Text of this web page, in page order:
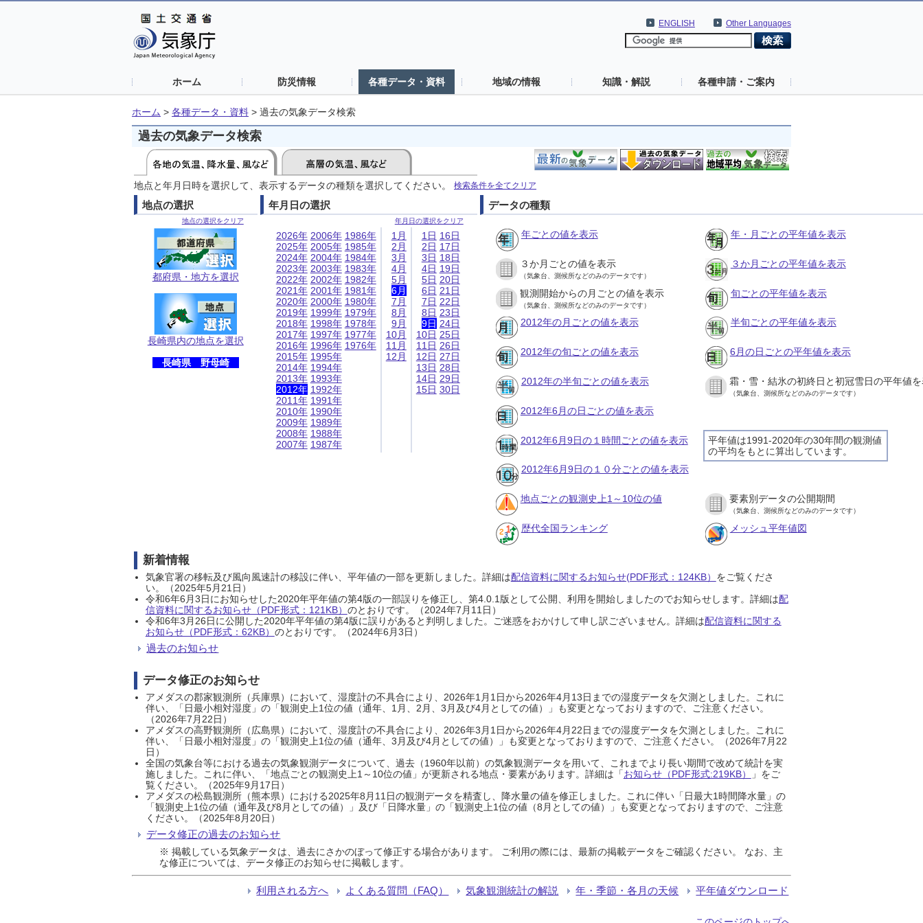
Other Languages
ENGLISH
ホーム 防災情報 各種データ・資料 地域の情報 知識・解説 各種申請・ご案内
ホーム > 各種データ・資料 > 過去の気象データ検索
過去の気象データ検索
地点と年月日時を選択して、表示するデータの種類を選択してください。 検索条件を全てクリア
地点の選択
地点の選択をクリア
都府県・地方を選択
長崎県内の地点を選択
長崎県 野母崎
年月日の選択
年月日の選択をクリア
2026年
2025年
2024年
2023年
2022年
2021年
2020年
2019年
2018年
2017年
2016年
2015年
2014年
2013年
2012年
2011年
2010年
2009年
2008年
2007年
2006年
2005年
2004年
2003年
2002年
2001年
2000年
1999年
1998年
1997年
1996年
1995年
1994年
1993年
1992年
1991年
1990年
1989年
1988年
1987年
1986年
1985年
1984年
1983年
1982年
1981年
1980年
1979年
1978年
1977年
1976年
1月
2月
3月
4月
5月
6月
7月
8月
9月
10月
11月
12月
1日
2日
3日
4日
5日
6日
7日
8日
9日
10日
11日
12日
13日
14日
15日
16日
17日
18日
19日
20日
21日
22日
23日
24日
25日
26日
27日
28日
29日
30日
データの種類
年ごとの値を表示 年・月ごとの平年値を表示
３か月ごとの値を表示
（気象台、測候所などのみのデータです）
３か月ごとの平年値を表示
観測開始からの月ごとの値を表示
（気象台、測候所などのみのデータです）
旬ごとの平年値を表示
2012年の月ごとの値を表示 半旬ごとの平年値を表示
2012年の旬ごとの値を表示 6月の日ごとの平年値を表示
2012年の半旬ごとの値を表示 霜・雪・結氷の初終日と初冠雪日の平年値
（気象台、測候所などのみのデータです）
2012年6月の日ごとの値を表示
平年値は1991-2020年の30年間の観測値
の平均をもとに算出しています。
2012年6月9日の１時間ごとの値を表示
2012年6月9日の１０分ごとの値を表示
地点ごとの観測史上1～10位の値 要素別データの公開期間
（気象台、測候所などのみのデータです）
歴代全国ランキング メッシュ平年値図
新着情報
気象官署の移転及び風向風速計の移設に伴い、平年値の一部を更新しました。詳細は配信資料に関するお知らせ(PDF形式：124KB） をご覧くださ
い。（2025年5月21日）
令和6年6月3日にお知らせした2020年平年値の第4版の一部誤りを修正し、第4.0.1版として公開、利用を開始しましたのでお知らせします。詳細は配
信資料に関するお知らせ（PDF形式：121KB） のとおりです。（2024年7月11日）
令和6年3月26日に公開した2020年平年値の第4版に誤りがあると判明しました。ご迷惑をおかけして申し訳ございません。詳細は配信資料に関する
お知らせ（PDF形式：62KB） のとおりです。（2024年6月3日）
過去のお知らせ
データ修正のお知らせ
アメダスの郡家観測所（兵庫県）において、湿度計の不具合により、2026年1月1日から2026年4月13日までの湿度データを欠測としました。これに
伴い、「日最小相対湿度」の「観測史上1位の値（通年、1月、2月、3月及び4月としての値）」も変更となっておりますので、ご注意ください。
（2026年7月22日）
アメダスの高野観測所（広島県）において、湿度計の不具合により、2026年3月1日から2026年4月22日までの湿度データを欠測としました。これに
伴い、「日最小相対湿度」の「観測史上1位の値（通年、3月及び4月としての値）」も変更となっておりますので、ご注意ください。（2026年7月22
日）
全国の気象台等における過去の気象観測データについて、過去（1960年以前）の気象観測データを用いて、これまでより長い期間で改めて統計を実
施しました。これに伴い、「地点ごとの観測史上1～10位の値」が更新される地点・要素があります。詳細は「お知らせ（PDF形式:219KB）
」をご
覧ください。（2025年9月17日）
アメダスの松島観測所（熊本県）における2025年8月11日の観測データを精査し、降水量の値を修正しました。これに伴い「日最大1時間降水量」の
「観測史上1位の値（通年及び8月としての値）」及び「日降水量」の「観測史上1位の値（8月としての値）」も変更となっておりますので、ご注意
ください。（2025年8月20日）
データ修正の過去のお知らせ
※ 掲載している気象データは、過去にさかのぼって修正する場合があります。 ご利用の際には、最新の掲載データをご確認ください。 なお、主
な修正については、データ修正のお知らせに掲載します。
利用される方へ よくある質問（FAQ） 気象観測統計の解説 年・季節・各月の天候 平年値ダウンロード